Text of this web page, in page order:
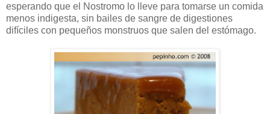
esperando que el Nostromo lo lleve para tomarse un comida
menos indigesta, sin bailes de sangre de digestiones
difíciles con pequeños monstruos que salen del estómago.